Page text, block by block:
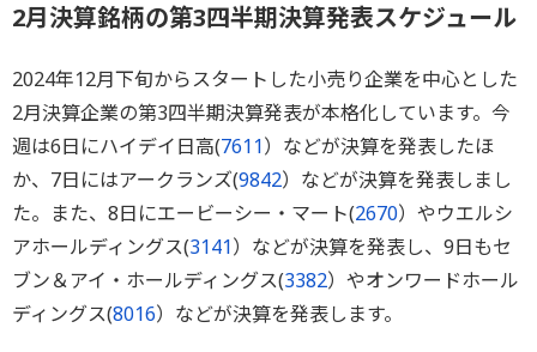
2月決算銘柄の第3四半期決算発表スケジュール
2024年12月下旬からスタートした小売り企業を中心とした
2月決算企業の第3四半期決算発表が本格化しています。今
週は6日にハイデイ日高(7611）などが決算を発表したほ
か、7日にはアークランズ(9842）などが決算を発表しまし
た。また、8日にエービーシー・マート(2670）やウエルシ
アホールディングス(3141）などが決算を発表し、9日もセ
ブン＆アイ・ホールディングス(3382）やオンワードホール
ディングス(8016）などが決算を発表します。